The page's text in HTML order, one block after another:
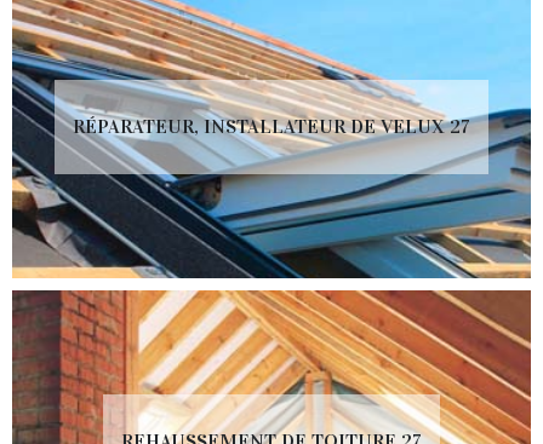
RÉPARATEUR, INSTALLATEUR DE VELUX 27